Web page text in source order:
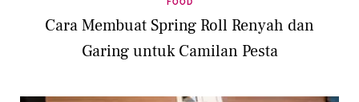
FOOD
Cara Membuat Spring Roll Renyah dan
Garing untuk Camilan Pesta